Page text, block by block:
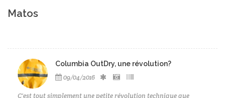
Matos
Columbia OutDry, une révolution?
09/04/2016
C'est tout simplement une petite révolution technique que